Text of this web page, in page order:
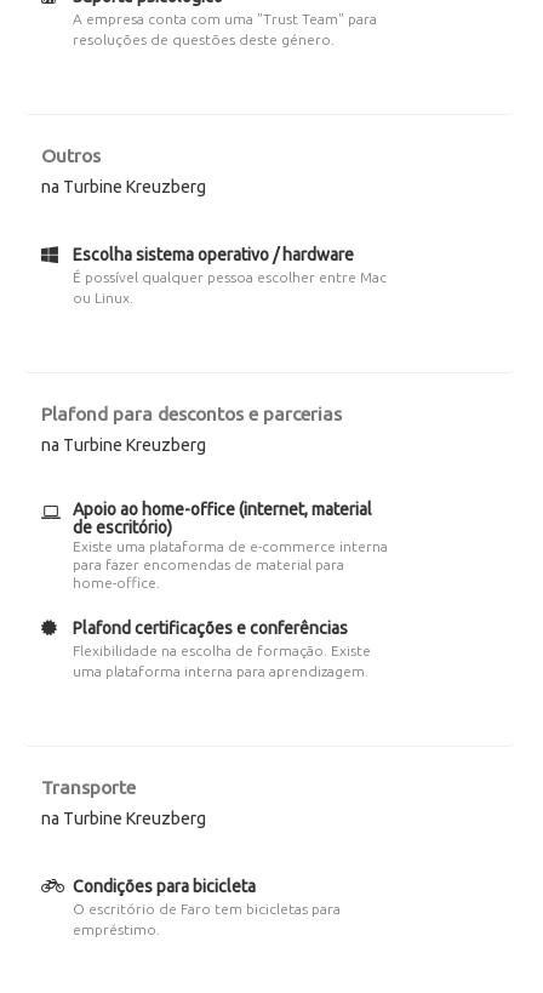
A empresa conta com uma "Trust Team" para
resoluções de questões deste género.
Outros
na Turbine Kreuzberg
Escolha sistema operativo / hardware
É possível qualquer pessoa escolher entre Mac
ou Linux.
Plafond para descontos e parcerias
na Turbine Kreuzberg
Apoio ao home-office (internet, material
de escritório)
Existe uma plataforma de e-commerce interna
para fazer encomendas de material para
home-office.
Plafond certificações e conferências
Flexibilidade na escolha de formação. Existe
uma plataforma interna para aprendizagem.
Transporte
na Turbine Kreuzberg
Condições para bicicleta
O escritório de Faro tem bicicletas para
empréstimo.